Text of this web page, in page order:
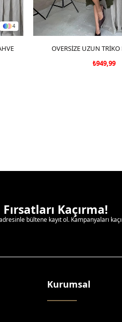
4
SEPETE EKLE
OVERSİZE UZUN
₺949,99
Fırsatları Kaçırma!
bültene kayıt ol. Kampanyaları
Kurumsal